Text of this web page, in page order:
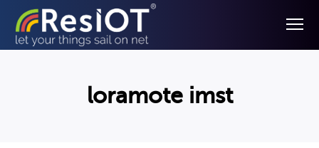
loramote imst